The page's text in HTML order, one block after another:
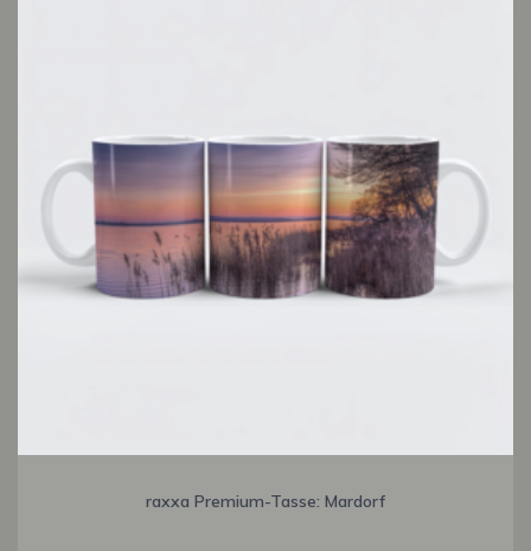
raxxa Premium-Tasse: Mardorf